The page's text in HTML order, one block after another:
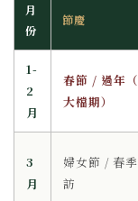
月
份
節慶
1-
2
月
春節 / 過年
大檔期）
3
月
婦女節 / 春
訪